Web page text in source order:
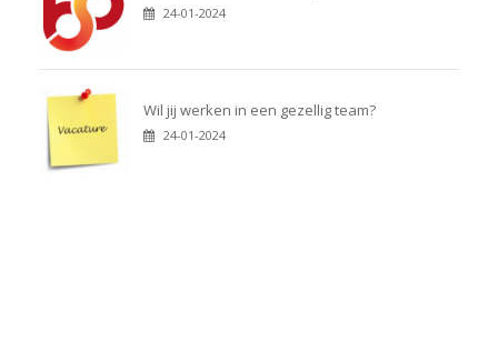
24-01-2024
Wil jij werken in een gezellig team?
24-01-2024